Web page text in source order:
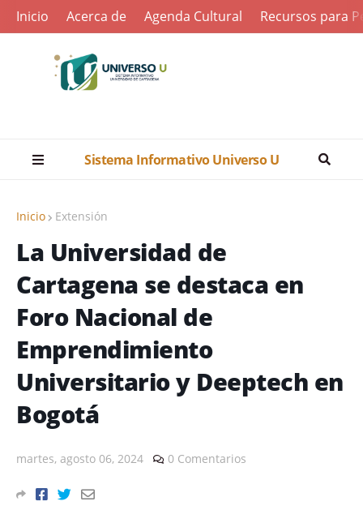
Inicio Acerca de Agenda Cultural Recursos para
Sistema Informativo Universo U
Inicio Extensión
La Universidad de
Cartagena se destaca en
Foro Nacional de
Emprendimiento
Universitario y Deeptech en
Bogotá
martes, agosto 06, 2024 0 Comentarios